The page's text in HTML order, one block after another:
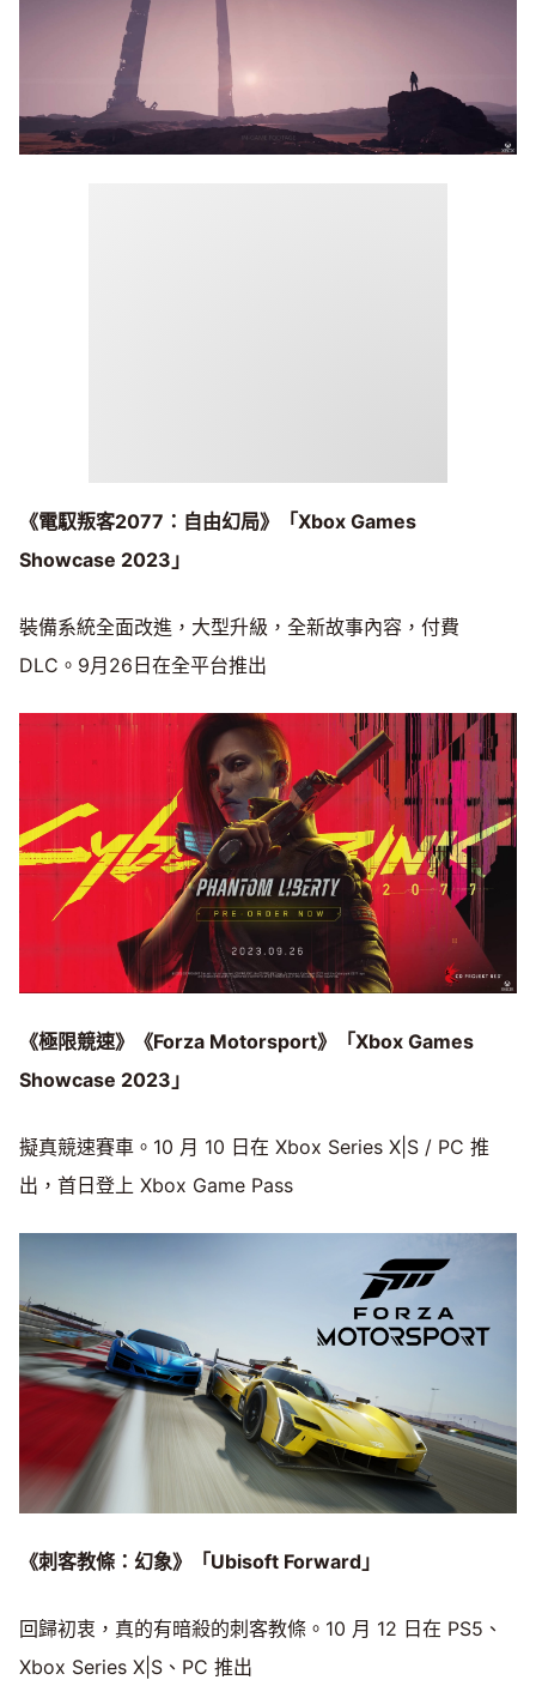
《電馭叛客2077：自由幻局》「Xbox Games
Showcase 2023」
裝備系統全面改進，大型升級，全新故事內容，付費
DLC。9月26日在全平台推出
《極限競速》《Forza Motorsport》「Xbox Games
Showcase 2023」
擬真競速賽車。10 月 10 日在 Xbox Series X|S / PC 推
出，首日登上 Xbox Game Pass
《刺客教條：幻象》「Ubisoft Forward」
回歸初衷，真的有暗殺的刺客教條。10 月 12 日在 PS5、
Xbox Series X|S、PC 推出